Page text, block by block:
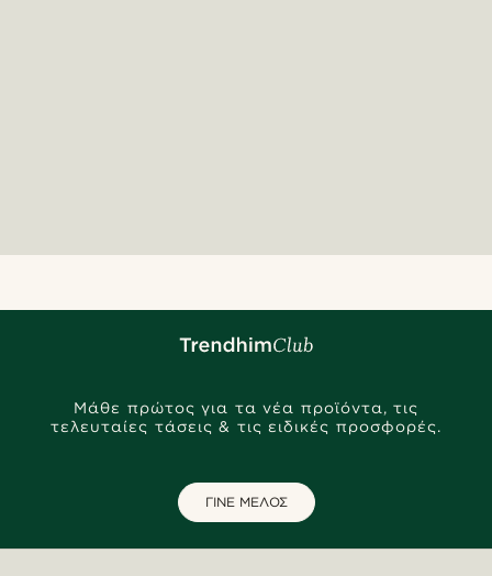
Μάθε πρώτος για τα νέα προϊόντα, τις
τελευταίες τάσεις & τις ειδικές προσφορές.
ΓΙΝΕ ΜΕΛΟΣ